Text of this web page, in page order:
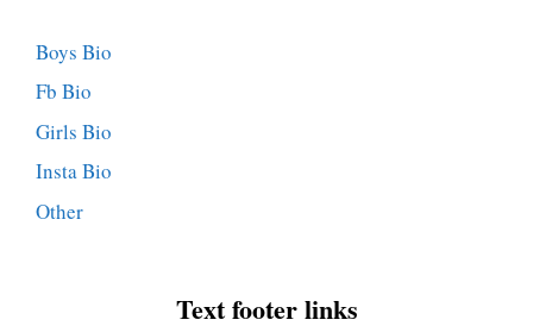
Boys Bio
Fb Bio
Girls Bio
Insta Bio
Other
Text footer links